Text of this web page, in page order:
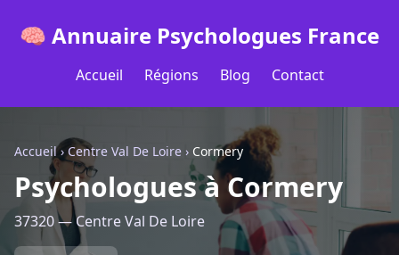
🧠 Annuaire Psychologues France
Accueil Régions Blog Contact
Accueil› Centre Val De Loire › Cormery
Psychologues à Cormery
37320 — Centre Val De Loire